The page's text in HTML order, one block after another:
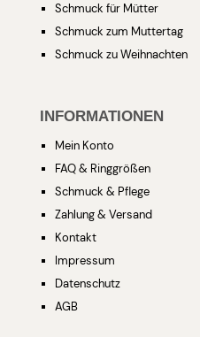
Schmuck für Mütter
Schmuck zum Muttertag
Schmuck zu Weihnachten
INFORMATIONEN
Mein Konto
FAQ & Ringgrößen
Schmuck & Pflege
Zahlung & Versand
Kontakt
Impressum
Datenschutz
AGB